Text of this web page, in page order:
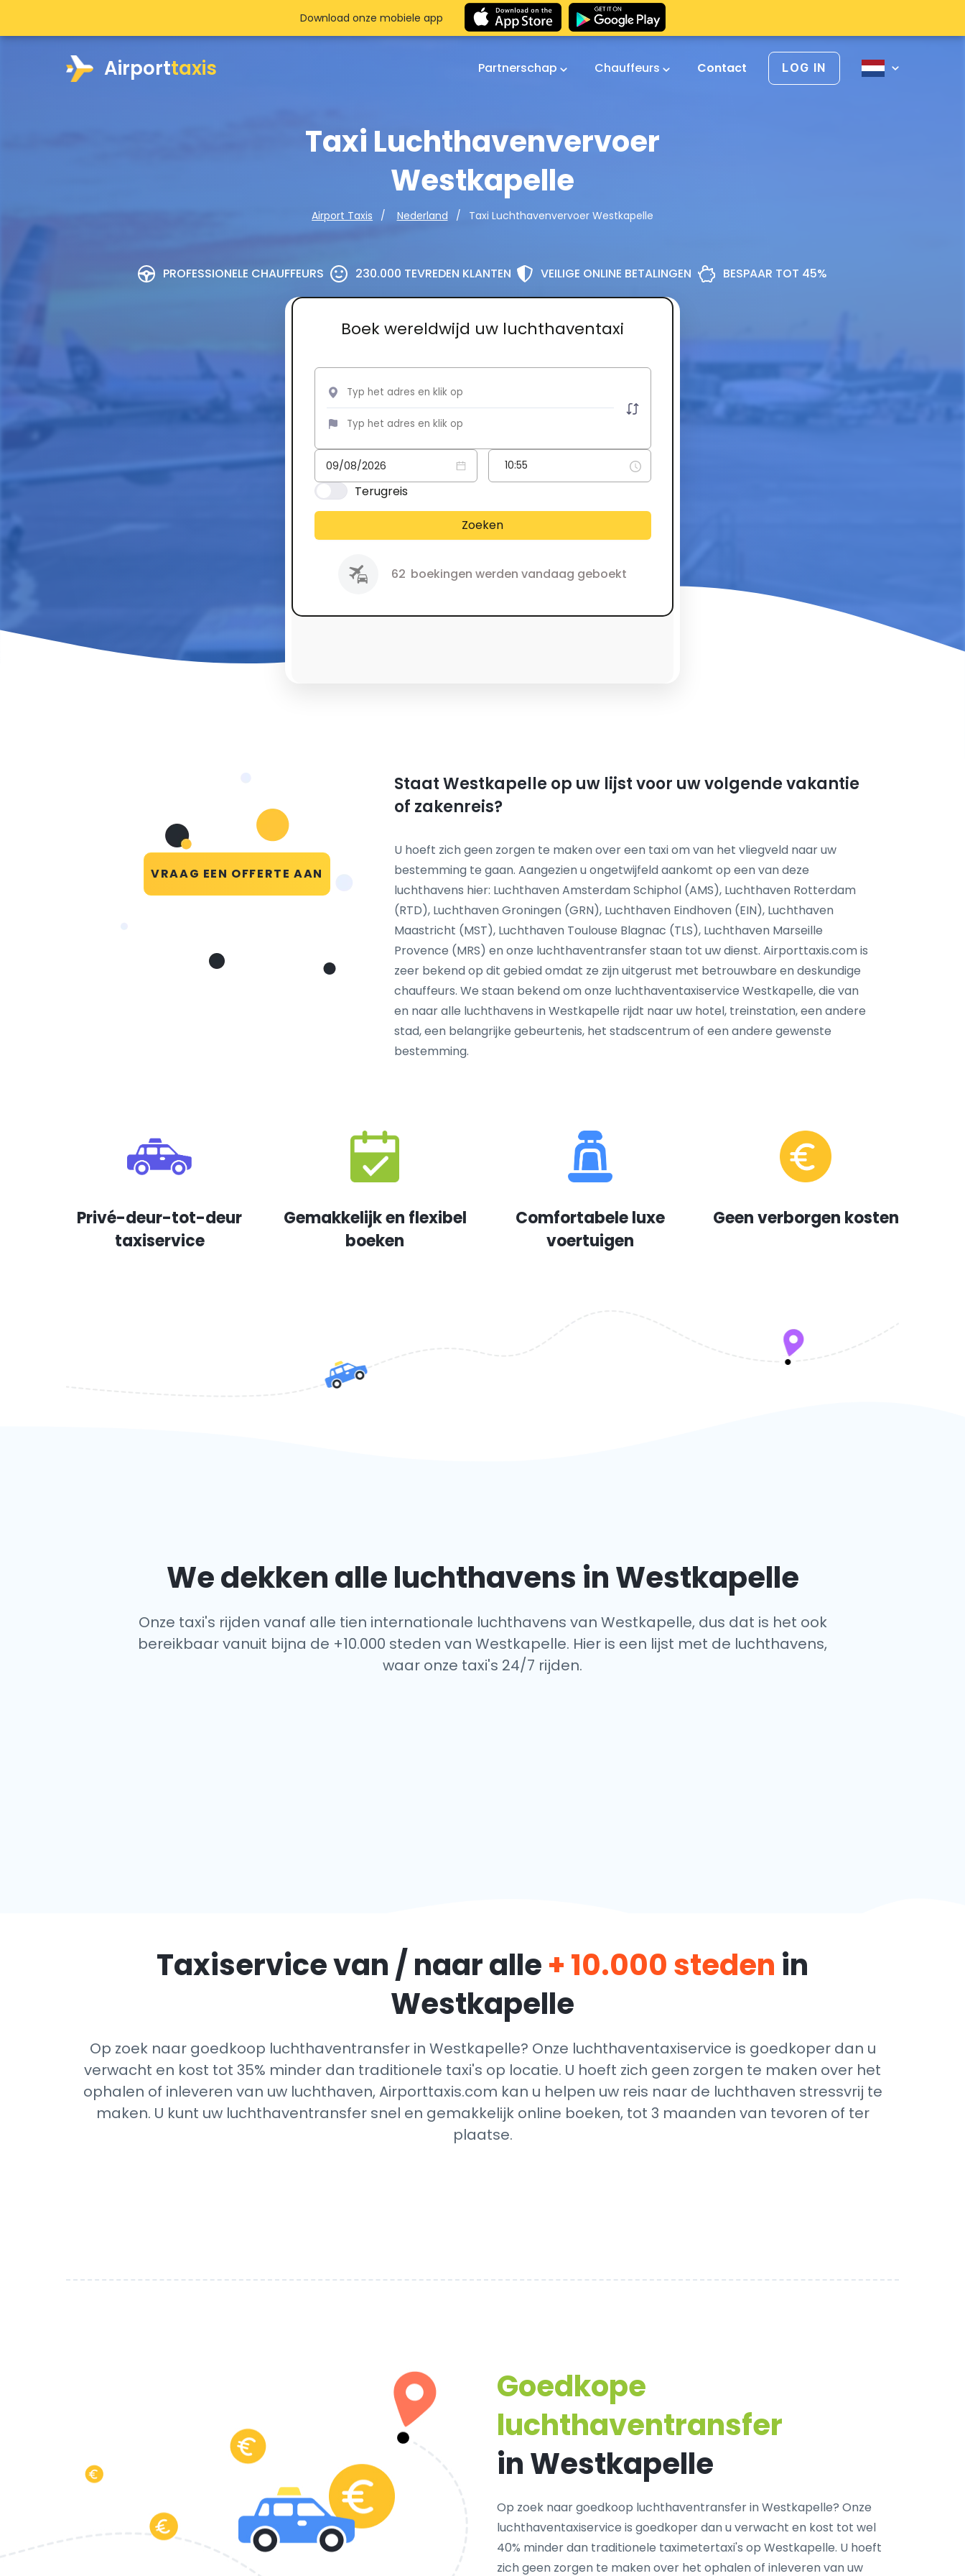
Airporttaxis Partnerschap Chauffeurs Contact LOG IN
Taxi Luchthavenvervoer
Westkapelle
Airport Taxis Nederland Taxi Luchthavenvervoer Westkapelle
PROFESSIONELE CHAUFFEURS 230.000 TEVREDEN KLANTEN VEILIGE ONLINE BETALINGEN BESPAAR TOT 45%
Boek wereldwijd uw luchthaventaxi
Terugreis
Zoeken
62 boekingen werden vandaag geboekt
Download onze mobiele app
VRAAG EEN OFFERTE AAN
Staat Westkapelle op uw lijst voor uw volgende vakantie
of zakenreis?
U hoeft zich geen zorgen te maken over een taxi om van het vliegveld naar uw
bestemming te gaan. Aangezien u ongetwijfeld aankomt op een van deze
luchthavens hier: Luchthaven Amsterdam Schiphol (AMS), Luchthaven Rotterdam
(RTD), Luchthaven Groningen (GRN), Luchthaven Eindhoven (EIN), Luchthaven
Maastricht (MST), Luchthaven Toulouse Blagnac (TLS), Luchthaven Marseille
Provence (MRS) en onze luchthaventransfer staan tot uw dienst. Airporttaxis.com is
zeer bekend op dit gebied omdat ze zijn uitgerust met betrouwbare en deskundige
chauffeurs. We staan bekend om onze luchthaventaxiservice Westkapelle, die van
en naar alle luchthavens in Westkapelle rijdt naar uw hotel, treinstation, een andere
stad, een belangrijke gebeurtenis, het stadscentrum of een andere gewenste
bestemming.
Privé-deur-tot-deur
taxiservice
Gemakkelijk en flexibel
boeken
Comfortabele luxe
voertuigen
Geen verborgen kosten
We dekken alle luchthavens in Westkapelle
Onze taxi's rijden vanaf alle tien internationale luchthavens van Westkapelle, dus dat is het ook
bereikbaar vanuit bijna de +10.000 steden van Westkapelle. Hier is een lijst met de luchthavens,
waar onze taxi's 24/7 rijden.
Taxiservice van / naar alle+ 10.000 steden in
Westkapelle
Op zoek naar goedkoop luchthaventransfer in Westkapelle? Onze luchthaventaxiservice is goedkoper dan u
verwacht en kost tot 35% minder dan traditionele taxi's op locatie. U hoeft zich geen zorgen te maken over het
ophalen of inleveren van uw luchthaven, Airporttaxis.com kan u helpen uw reis naar de luchthaven stressvrij te
maken. U kunt uw luchthaventransfer snel en gemakkelijk online boeken, tot 3 maanden van tevoren of ter
plaatse.
Goedkope
luchthaventransfer
in Westkapelle
Op zoek naar goedkoop luchthaventransfer in Westkapelle? Onze
luchthaventaxiservice is goedkoper dan u verwacht en kost tot wel
40% minder dan traditionele taximetertaxi's op Westkapelle. U hoeft
zich geen zorgen te maken over het ophalen of inleveren van uw